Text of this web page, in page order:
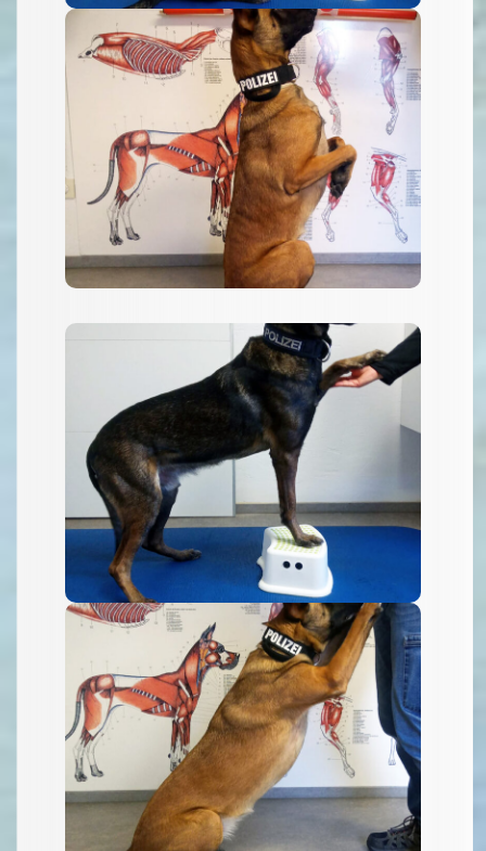
Hohe Schule: das
sitzende Männchen
Pfote angeben...
Gestreckter Sitz mit
Stütze